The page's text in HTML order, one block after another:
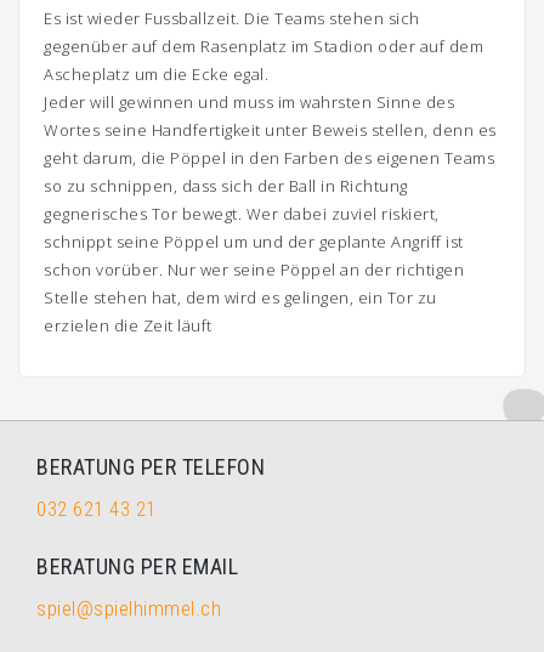
Es ist wieder Fussballzeit. Die Teams stehen sich
gegenüber auf dem Rasenplatz im Stadion oder auf dem
Ascheplatz um die Ecke egal.
Jeder will gewinnen und muss im wahrsten Sinne des
Wortes seine Handfertigkeit unter Beweis stellen, denn es
geht darum, die Pöppel in den Farben des eigenen Teams
so zu schnippen, dass sich der Ball in Richtung
gegnerisches Tor bewegt. Wer dabei zuviel riskiert,
schnippt seine Pöppel um und der geplante Angriff ist
schon vorüber. Nur wer seine Pöppel an der richtigen
Stelle stehen hat, dem wird es gelingen, ein Tor zu
erzielen die Zeit läuft
BERATUNG PER TELEFON
032 621 43 21
BERATUNG PER EMAIL
spiel@spielhimmel.ch